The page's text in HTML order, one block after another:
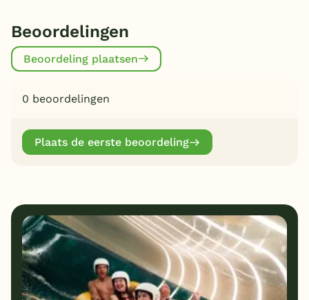
Beoordelingen
Beoordeling plaatsen
0 beoordelingen
Plaats de eerste beoordeling